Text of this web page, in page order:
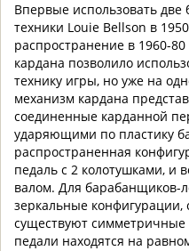
Впервые использовать две
техники Louie Bellson в
распространение в 1960-
кардана позволило
технику игры, но уже на
механизм кардана
соединенные карданной
ударяющими по пластику
распространенная
педаль с 2 колотушками, и
валом. Для барабанщиков-
зеркальные конфигурации,
существуют симметричные
педали находятся на